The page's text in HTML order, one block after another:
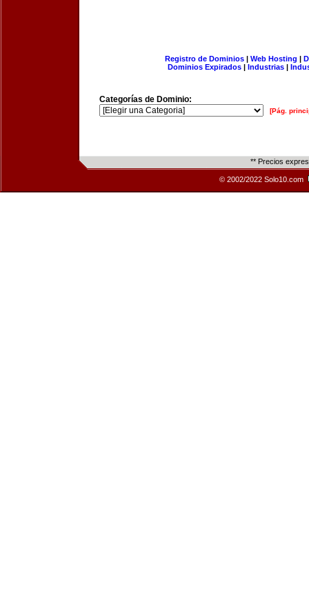
Registro de Dominios| Web Hosting |
Dominios Expirados | Industrias |
Categorías de Dominio:
[Pág.
** Precios
© 2002/2022 Solo10.com